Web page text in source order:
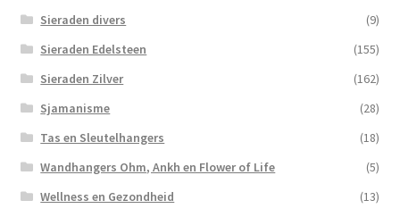
Sieraden divers
(9)
Sieraden Edelsteen
(155)
Sieraden Zilver
(162)
Sjamanisme
(28)
Tas en Sleutelhangers
(18)
Wandhangers Ohm, Ankh en Flower of Life
(5)
Wellness en Gezondheid
(13)